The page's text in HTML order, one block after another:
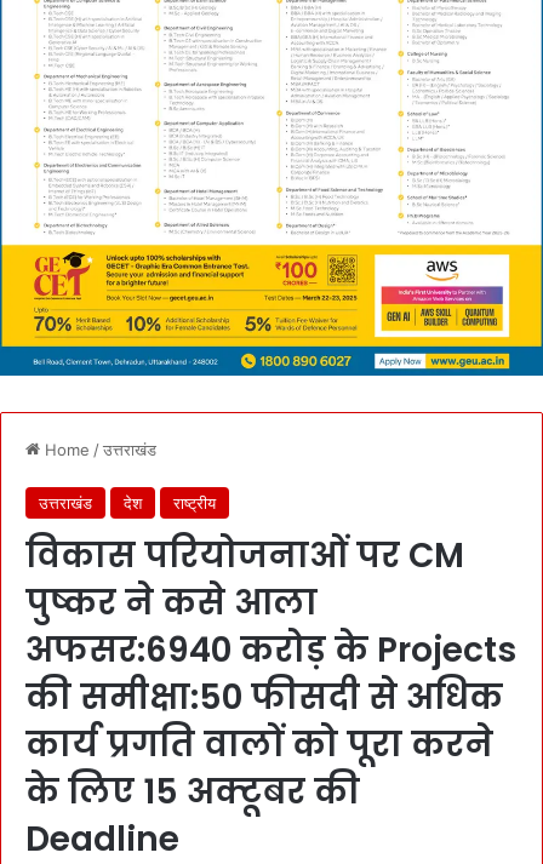
Home /उत्तराखंड
उत्तराखंड देश राष्ट्रीय
विकास परियोजनाओं पर CM
पुष्कर ने कसे आला
अफसर:6940 करोड़ के Projects
की समीक्षा:50 फीसदी से अधिक
कार्य प्रगति वालों को पूरा करने
के लिए 15 अक्टूबर की
Deadline